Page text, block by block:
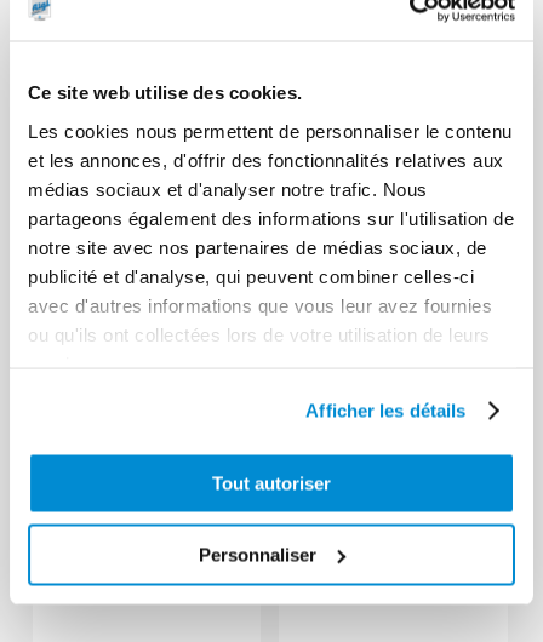
Ce site web utilise des cookies.
Les cookies nous permettent de personnaliser le contenu
et les annonces, d'offrir des fonctionnalités relatives aux
médias sociaux et d'analyser notre trafic. Nous
partageons également des informations sur l'utilisation de
notre site avec nos partenaires de médias sociaux, de
publicité et d'analyse, qui peuvent combiner celles-ci
avec d'autres informations que vous leur avez fournies
ou qu'ils ont collectées lors de votre utilisation de leurs
Afficher les détails
Tout autoriser
Personnaliser
Groupe
distribution
AdBlue 230 V
avec armoire
Groupe
distribution
AdBlue 230 V
éco pour cuve
IBC avec
pistolet
manuel